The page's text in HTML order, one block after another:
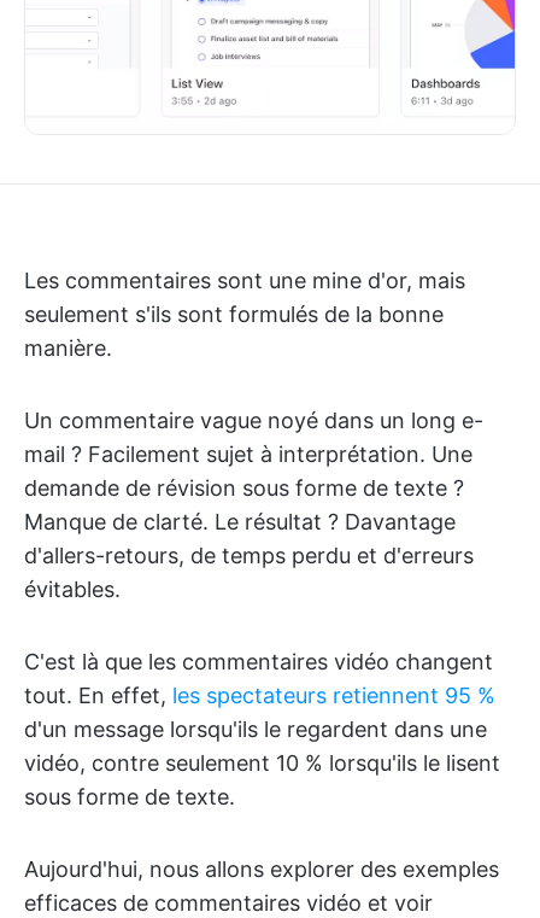
Les commentaires sont une mine d'or, mais
seulement s'ils sont formulés de la bonne
manière.
Un commentaire vague noyé dans un long e-
mail ? Facilement sujet à interprétation. Une
demande de révision sous forme de texte ?
Manque de clarté. Le résultat ? Davantage
d'allers-retours, de temps perdu et d'erreurs
évitables.
C'est là que les commentaires vidéo changent
tout. En effet, les spectateurs retiennent 95 %
d'un message lorsqu'ils le regardent dans une
vidéo, contre seulement 10 % lorsqu'ils le lisent
sous forme de texte.
Aujourd'hui, nous allons explorer des exemples
efficaces de commentaires vidéo et voir